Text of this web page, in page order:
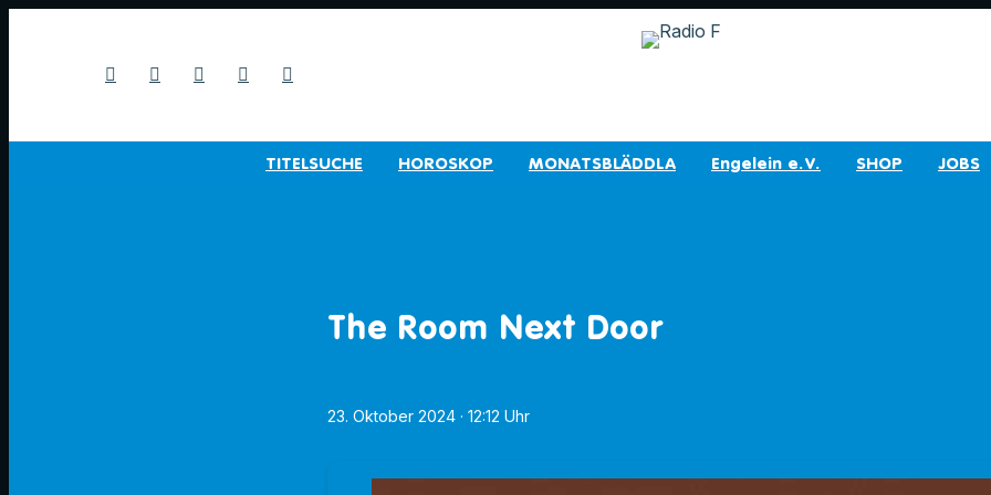
TITELSUCHE HOROSKOP MONATSBLÄDDLA Engelein e.V. SHOP JOBS
The Room Next Door
23. Oktober 2024 · 12:12 Uhr